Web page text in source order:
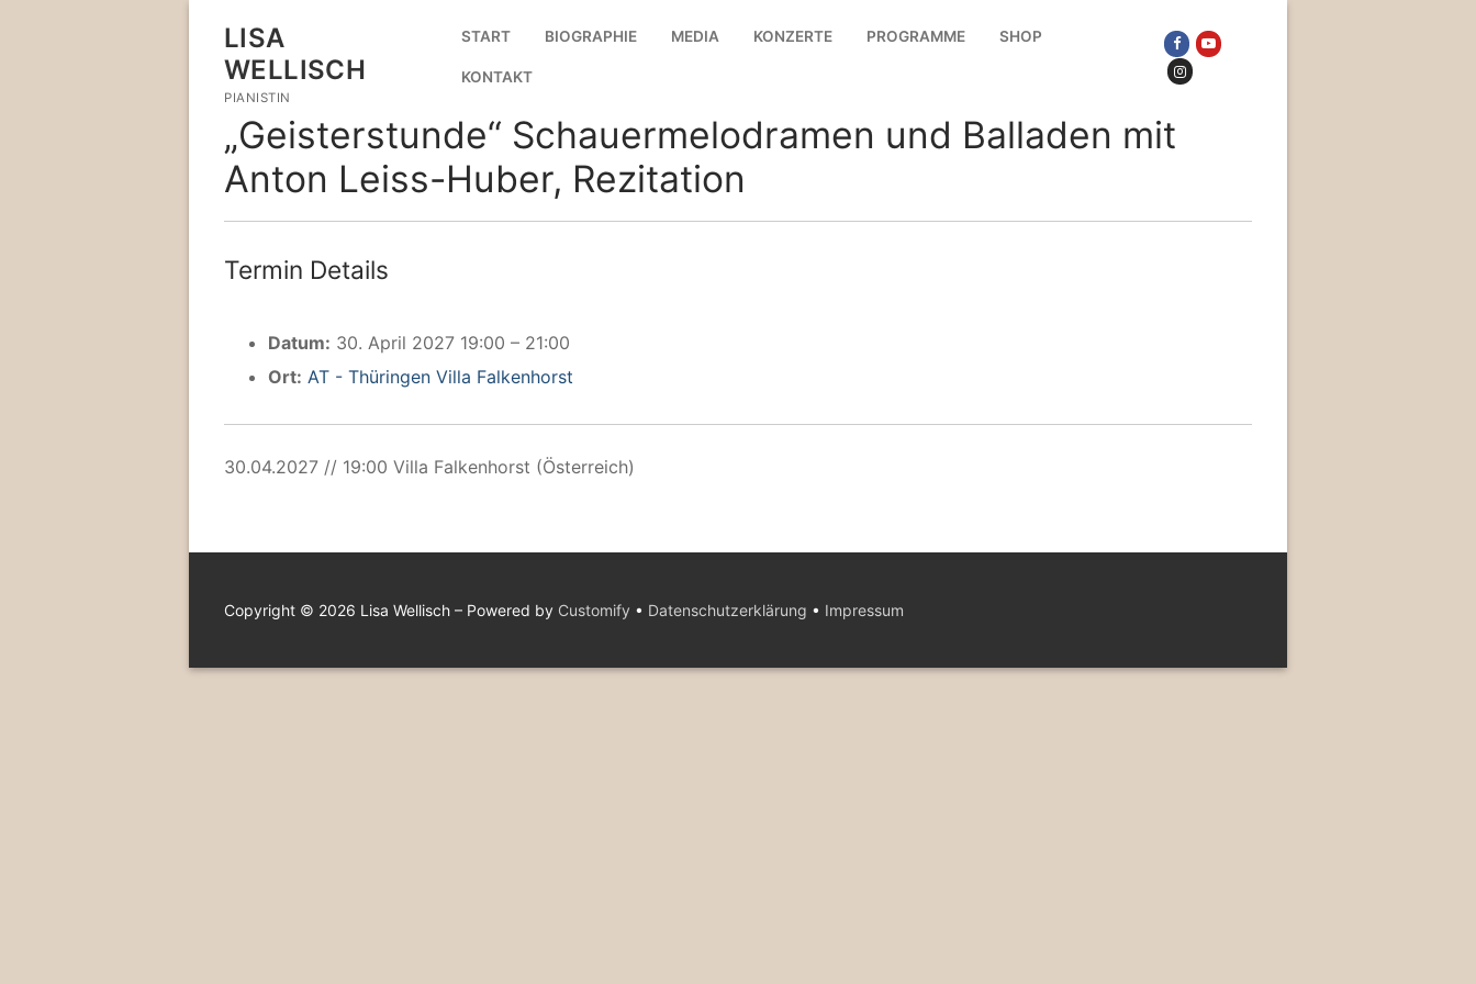
Inhalt
springen
LISA
WELLISCH
PIANISTIN
START BIOGRAPHIE MEDIA KONZERTE PROGRAMME SHOP
KONTAKT
„Geisterstunde“ Schauermelodramen und Balladen mit
Anton Leiss-Huber, Rezitation
Termin Details
Datum: 30. April 2027 19:00 – 21:00
Ort: AT - Thüringen Villa Falkenhorst
30.04.2027 // 19:00 Villa Falkenhorst (Österreich)
Copyright © 2026 Lisa Wellisch – Powered by Customify • Datenschutzerklärung • Impressum